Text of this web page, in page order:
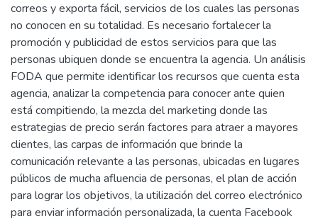
correos y exporta fácil, servicios de los cuales las personas
no conocen en su totalidad. Es necesario fortalecer la
promoción y publicidad de estos servicios para que las
personas ubiquen donde se encuentra la agencia. Un análisis
FODA que permite identificar los recursos que cuenta esta
agencia, analizar la competencia para conocer ante quien
está compitiendo, la mezcla del marketing donde las
estrategias de precio serán factores para atraer a mayores
clientes, las carpas de información que brinde la
comunicación relevante a las personas, ubicadas en lugares
públicos de mucha afluencia de personas, el plan de acción
para lograr los objetivos, la utilización del correo electrónico
para enviar información personalizada, la cuenta Facebook